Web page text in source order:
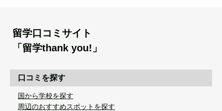
留学口コミサイト
「留学thank you!」
口コミを探す
国から学校を探す
周辺のおすすめスポットを探す